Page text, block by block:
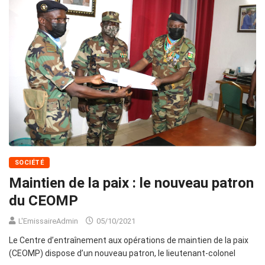
SOCIÉTÉ
Maintien de la paix : le nouveau patron
du CEOMP
L'EmissaireAdmin 05/10/2021
Le Centre d’entraînement aux opérations de maintien de la paix
(CEOMP) dispose d’un nouveau patron, le lieutenant-colonel